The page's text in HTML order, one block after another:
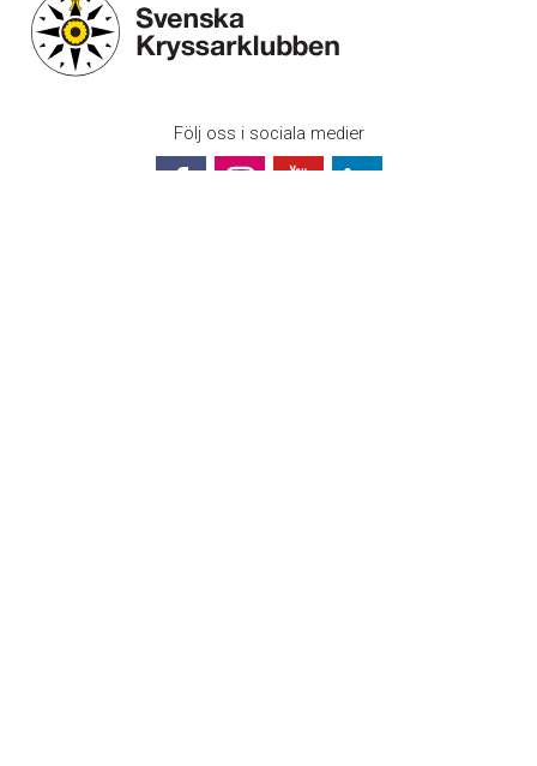
Följ oss i sociala medier